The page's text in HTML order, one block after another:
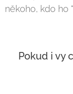
někoho, kdo ho
Pokud i vy